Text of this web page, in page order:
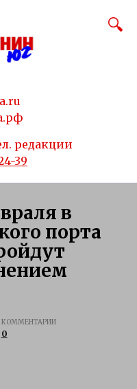
редакции
39
в
порта
КОММЕНТАРИИ
0